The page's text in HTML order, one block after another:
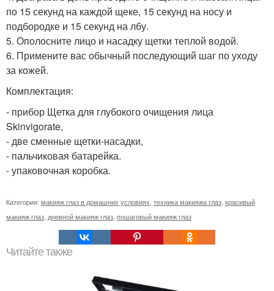
по 15 секунд на каждой щеке, 15 секунд на носу и
подбородке и 15 секунд на лбу.
5. Ополосните лицо и насадку щетки теплой водой.
6. Примените вас обычный последующий шаг по уходу
за кожей.
Комплектация:
- прибор Щетка для глубокого очищения лица
Skinvigorate,
- две сменные щетки-насадки,
- пальчиковая батарейка.
- упаковочная коробка.
Категории: макияж глаз в домашних условиях техника макияжа глаз красивый
макияж глаз дневной макияж глаз пошаговый макияж глаз
Читайте также